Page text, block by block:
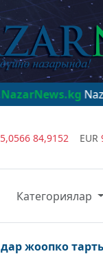
NazarNews -
84,9152 EUR
Категориялар
жоопко